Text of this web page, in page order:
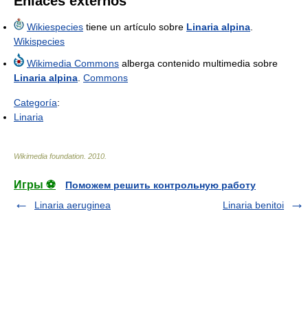
Wikiespecies tiene un artículo sobre Linaria alpina
Wikispecies
Wikimedia Commons alberga contenido multimedia sobre
Linaria alpina Commons
Categoría:
Linaria
Wikimedia foundation 2010
Игры ⚽
Поможем решить контрольную работу
Linaria aeruginea
Linaria benitoi